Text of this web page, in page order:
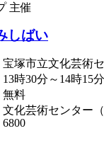
主催
しばい
宝塚市立文化芸術
13時30分～14時15分
無料
文化芸術センター
6800